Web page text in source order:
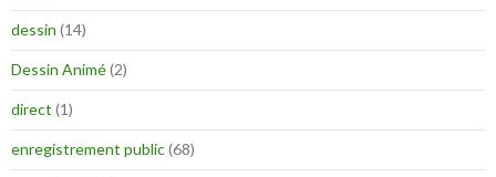
dessin (14)
Dessin Animé(2)
direct (1)
enregistrement public(68)